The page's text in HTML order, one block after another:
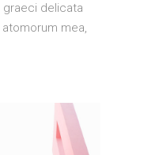
graeci delicata
mea,